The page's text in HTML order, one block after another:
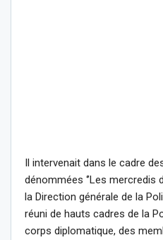
Il intervenait dans le cadre
dénommées ‘’Les mercredis
la Direction générale de la
réuni de hauts cadres de la
corps diplomatique, des